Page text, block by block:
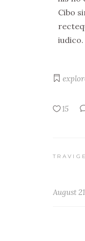
Cibo
iudico.
15
August